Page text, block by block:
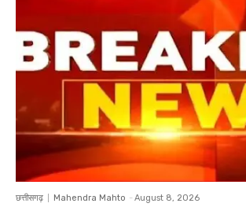
छत्तीसगढ़ Mahendra Mahto - August 8, 2026